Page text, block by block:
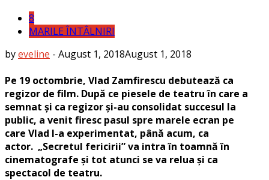
8
MARILE ÎNTÂLNIRI
byeveline - August 1, 2018August 1, 2018
Pe 19 octombrie, Vlad Zamfirescu debutează ca
regizor de film. După ce piesele de teatru în care a
semnat și ca regizor și-au consolidat succesul la
public, a venit firesc pasul spre marele ecran pe
care Vlad l-a experimentat, până acum, ca
actor. „Secretul fericirii” va intra în toamnă în
cinematografe și tot atunci se va relua și ca
spectacol de teatru.